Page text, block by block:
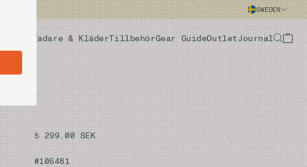
SWEDEN
Vadare & KläderTillbehörGear GuideOutletJournal
5 299.00 SEK
#106481